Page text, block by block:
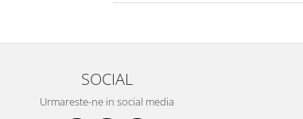
SOCIAL
Urmareste-ne in social media